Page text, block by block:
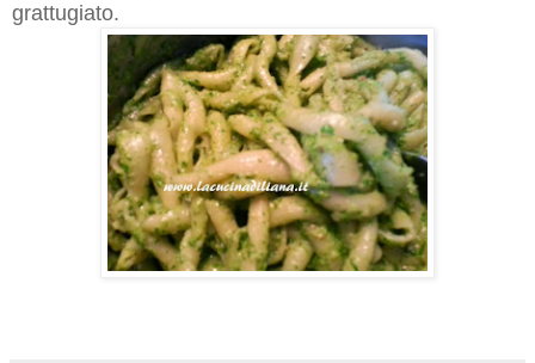
grattugiato.